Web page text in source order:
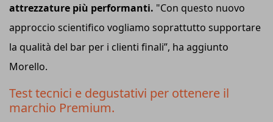
attrezzature più performanti. "Con questo nuovo
approccio scientifico vogliamo soprattutto supportare
la qualità del bar per i clienti finali”, ha aggiunto
Morello.
Test tecnici e degustativi per ottenere il
marchio Premium.